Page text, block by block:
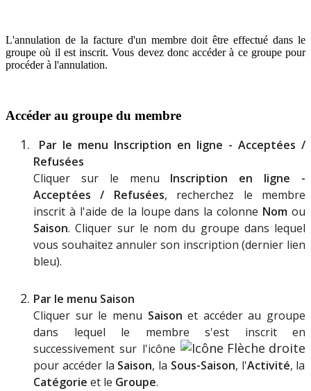
L'annulation de la facture d'un membre doit être effectué dans le
groupe où il est inscrit. Vous devez donc accéder à ce groupe pour
procéder à l'annulation.
Accéder au groupe du membre
Par le menu Inscription en ligne - Acceptées /
Refusées
Cliquer
sur le menu Inscription en ligne
-
Acceptées / Refusées, recherchez le
membre
inscrit à l'aide de la loupe dans la colonne Nom ou
Saison. Cliquer sur le nom du groupe dans lequel
vous souhaitez annuler son inscription (dernier lien
bleu).
Par le menu Saison
Cliquer sur le menu Saison et accéder au groupe
dans
lequel le membre s'est inscrit
en
successivement sur l'icône
pour accéder la Saison, la Sous-Saison, l'Activité, la
Catégorie et le Groupe.